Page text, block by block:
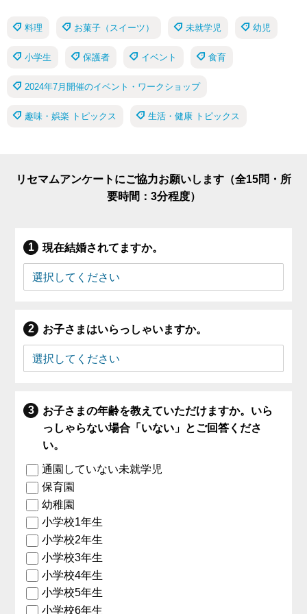
料理 お菓子（スイーツ） 未就学児 幼児
小学生 保護者 イベント 食育
2024年7月開催のイベント・ワークショップ
趣味・娯楽 トピックス 生活・健康 トピックス
リセマムアンケートにご協力お願いします（全15問・所
要時間：3分程度）
現在結婚されてますか。
お子さまはいらっしゃいますか。
お子さまの年齢を教えていただけますか。いら
っしゃらない場合「いない」とご回答くださ
い。
通園していない未就学児
保育園
幼稚園
小学校1年生
小学校2年生
小学校3年生
小学校4年生
小学校5年生
小学校6年生